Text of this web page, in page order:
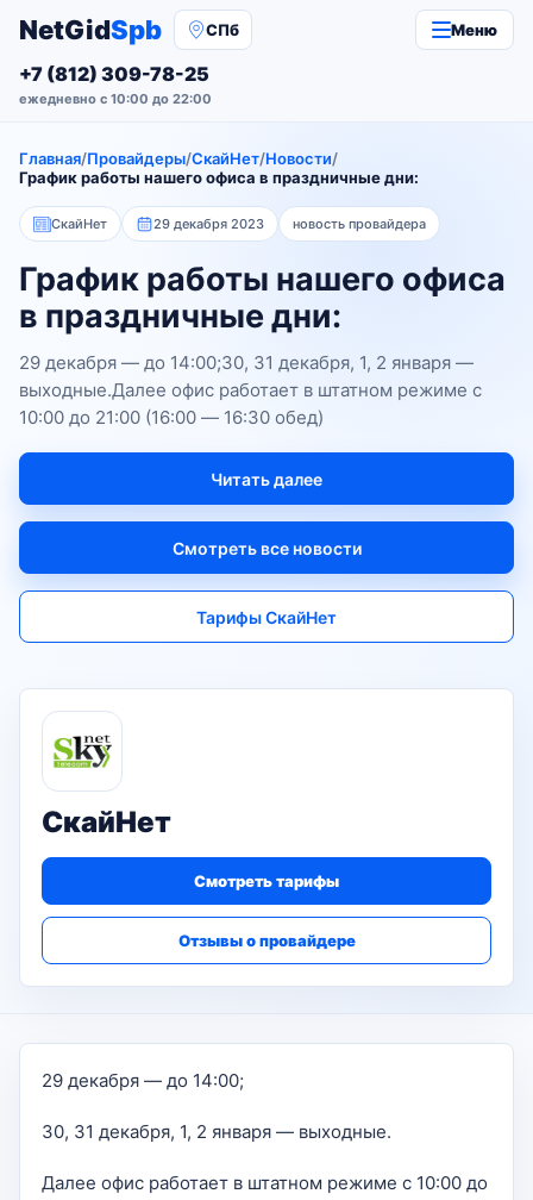
NetGidSpb СПб Меню
+7 (812) 309-78-25
ежедневно с 10:00 до 22:00
Главная/Провайдеры/СкайНет/Новости/
График работы нашего офиса в праздничные дни:
СкайНет 29 декабря 2023 новость провайдера
График работы нашего офиса
в праздничные дни:
29 декабря — до 14:00;30, 31 декабря, 1, 2 января —
выходные.Далее офис работает в штатном режиме с
10:00 до 21:00 (16:00 — 16:30 обед)
Смотреть все новости
Тарифы СкайНет
Читать далее
СкайНет
Смотреть тарифы
Отзывы о провайдере
29 декабря — до 14:00;
30, 31 декабря, 1, 2 января — выходные.
Далее офис работает в штатном режиме с 10:00 до